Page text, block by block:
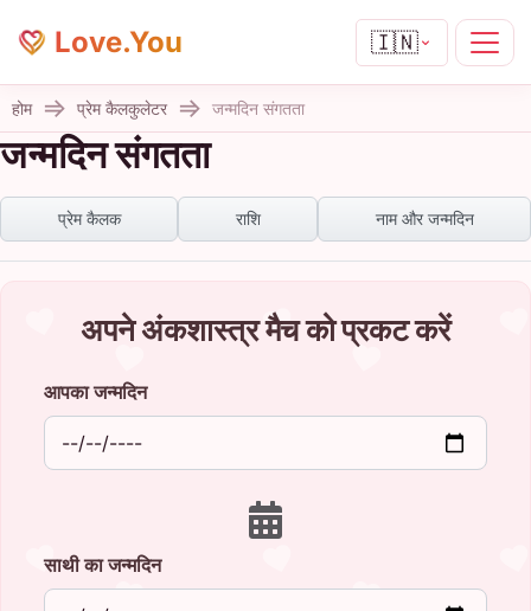
Love.You 🇮🇳
होम प्रेम कैलकुलेटर जन्मदिन संगतता
जन्मदिन संगतता
प्रेम कैलक राशि नाम और जन्मदिन
अपने अंकशास्त्र मैच को प्रकट करें
आपका जन्मदिन
साथी का जन्मदिन